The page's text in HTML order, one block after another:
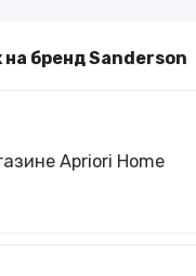
бренд Sanderson
Apriori Home